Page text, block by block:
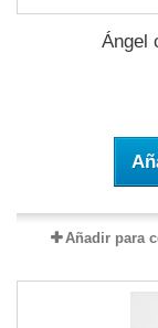
Ángel
Añadir para